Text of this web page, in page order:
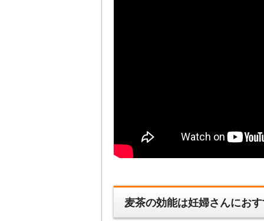
麦茶の効能は妊婦さんにお